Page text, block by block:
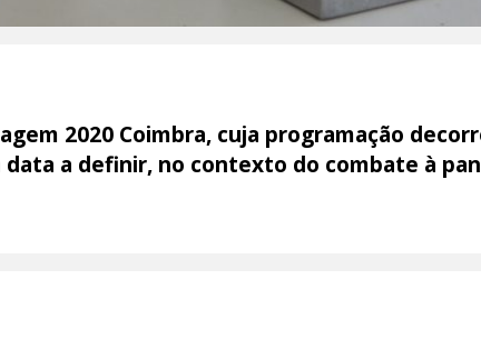
2020 Coimbra, cuja programação
a definir, no contexto do combate à